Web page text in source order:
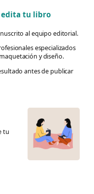
edita tu libro
al equipo editorial.
especializados
y diseño.
antes de publicar
tu